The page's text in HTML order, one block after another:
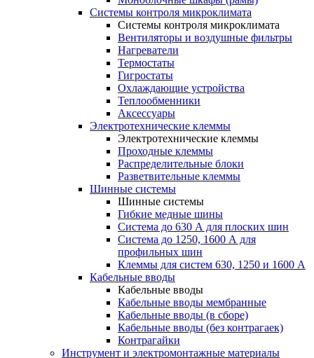
Системы контроля микроклимата
Системы контроля микроклимата
Вентиляторы и воздушные фильтры
Нагреватели
Термостаты
Гигростаты
Охлаждающие устройства
Теплообменники
Аксессуары
Электротехнические клеммы
Электротехнические клеммы
Проходные клеммы
Распределительные блоки
Разветвительные клеммы
Шинные системы
Шинные системы
Гибкие медные шины
Система до 630 А для плоских шин
Система до 1250, 1600 А для
профильных шин
Клеммы для систем 630, 1250 и 1600 А
Кабельные вводы
Кабельные вводы
Кабельные вводы мембранные
Кабельные вводы (в сборе)
Кабельные вводы (без контрагаек)
Контрагайки
Инструмент и электромонтажные материалы